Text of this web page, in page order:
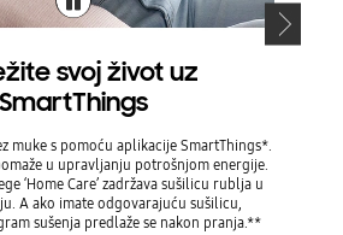
svoj život uz
SmartThings
muke s pomoću aplikacije SmartThings*.
u upravljanju potrošnjom energije.
‘Home Care’ zadržava sušilicu rublja u
A ako imate odgovarajuću sušilicu,
sušenja predlaže se nakon pranja.**